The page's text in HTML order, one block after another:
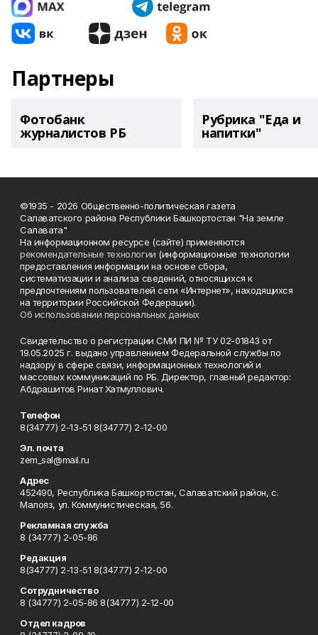
Партнеры
Фотобанк
журналистов РБ
Рубрика "Еда и
напитки"
©1935 - 2026 Общественно-политическая газета
Салаватского района Республики Башкортостан "На земле
Салавата"
На информационном ресурсе (сайте) применяются
рекомендательные технологии (информационные технологии
предоставления информации на основе сбора,
систематизации и анализа сведений, относящихся к
предпочтениям пользователей сети «Интернет», находящихся
на территории Российской Федерации).
Об использовании персональных данных
Свидетельство о регистрации СМИ ПИ № ТУ 02-01843 от
19.05.2025 г. выдано управлением Федеральной службы по
надзору в сфере связи, информационных технологий и
массовых коммуникаций по РБ. Директор, главный редактор:
Абдрашитов Ринат Хатмуллович.
Телефон
8(34777) 2-13-51 8(34777) 2-12-00
Эл. почта
zem_sal@mail.ru
Адрес
452490, Республика Башкортостан, Салаватский район, с.
Малояз, ул. Коммунистическая, 56.
Рекламная служба
8 (34777) 2-05-86
Редакция
8(34777) 2-13-51 8(34777) 2-12-00
Сотрудничество
8 (34777) 2-05-86 8(34777) 2-12-00
Отдел кадров